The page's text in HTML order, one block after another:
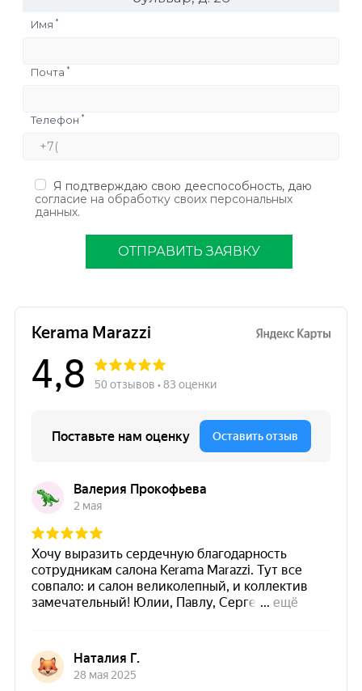
Имя *
Почта *
Телефон *
Я подтверждаю свою дееспособность, даю
согласие на обработку своих персональных
данных.
ОТПРАВИТЬ ЗАЯВКУ